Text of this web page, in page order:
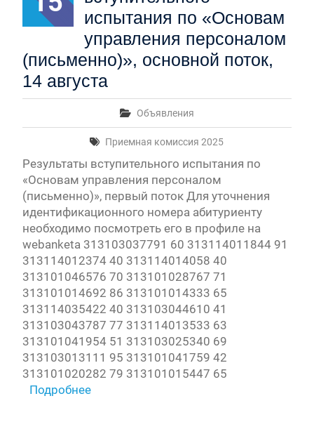
испытания по «Основам
управления персоналом
(письменно)», основной поток,
14 августа
Объявления
Приемная комиссия 2025
Результаты вступительного испытания по
«Основам управления персоналом
(письменно)», первый поток Для уточнения
идентификационного номера абитуриенту
необходимо посмотреть его в профиле на
webanketa 313103037791 60 313114011844 91
313114012374 40 313114014058 40
313101046576 70 313101028767 71
313101014692 86 313101014333 65
313114035422 40 313103044610 41
313103043787 77 313114013533 63
313101041954 51 313103025340 69
313103013111 95 313101041759 42
313101020282 79 313101015447 65
Подробнее